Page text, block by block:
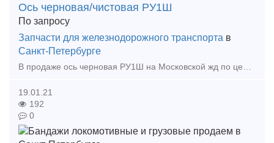
Ось черновая/чистовая РУ1Ш
По запросу
Запчасти для железнодорожного транспорта в
Санкт-Петербурге
19.01.21
192
0